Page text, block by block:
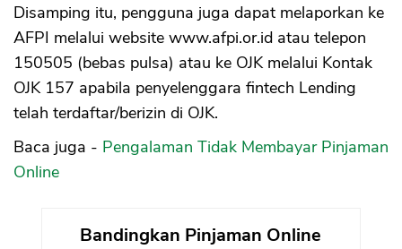
Disamping itu, pengguna juga dapat melaporkan ke
AFPI melalui website www.afpi.or.id atau telepon
150505 (bebas pulsa) atau ke OJK melalui Kontak
OJK 157 apabila penyelenggara fintech Lending
telah terdaftar/berizin di OJK.
Baca juga - Pengalaman Tidak Membayar Pinjaman
Online
Bandingkan Pinjaman Online